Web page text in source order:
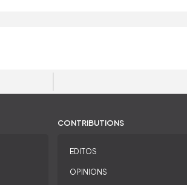
CONTRIBUTIONS
EDITOS
OPINIONS